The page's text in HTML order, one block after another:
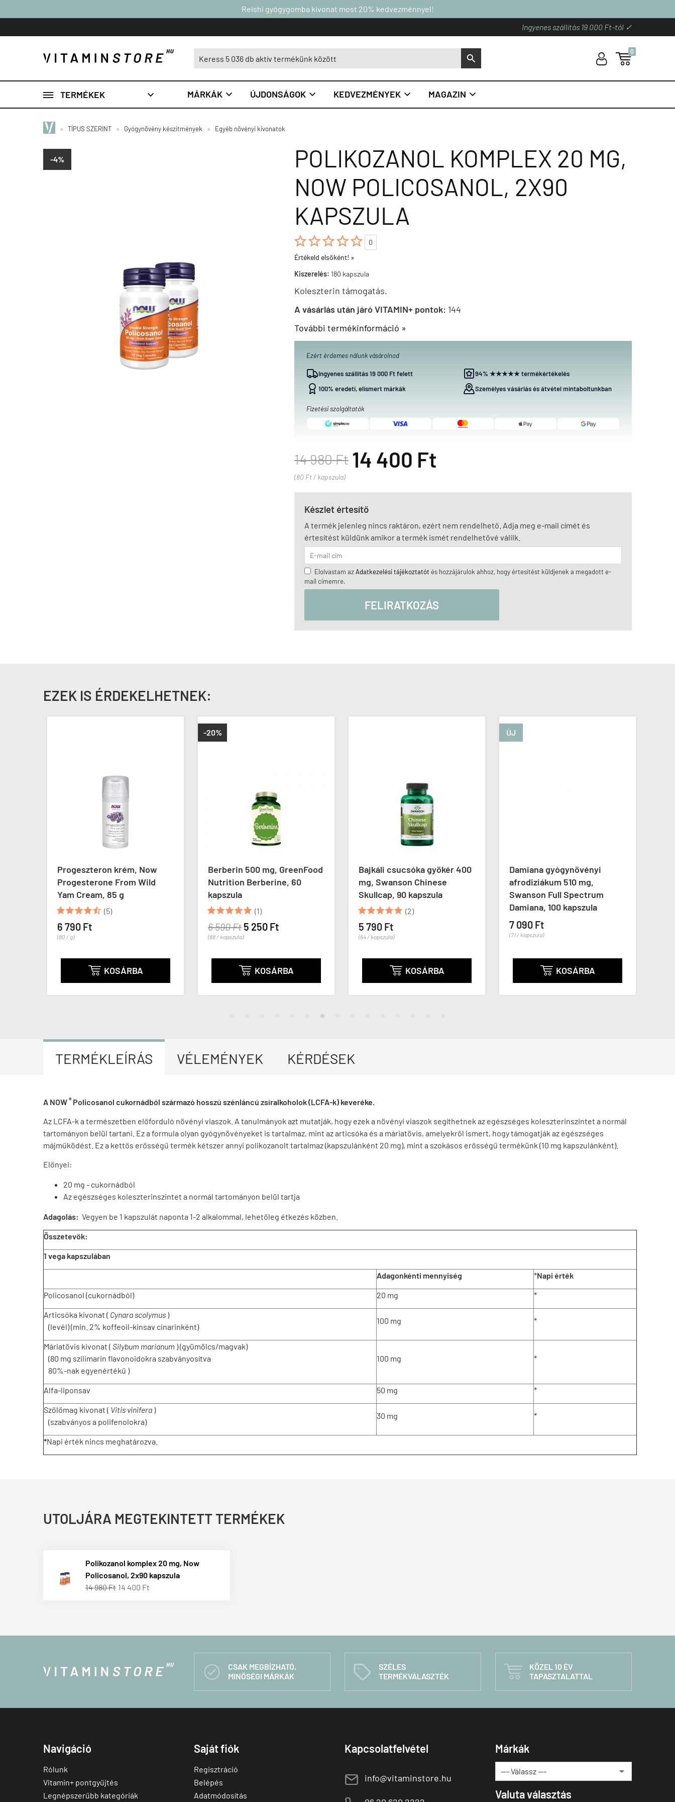
Reishi gyógygomba kivonat most 20% kedvezménnyel!
Ingyenes szállítás 19 000 Ft-tól ✓
S U 
0
 TERMÉKEK  MÁRKÁK  ÚJDONSÁGOK  KEDVEZMÉNYEK  MAGAZIN 
» TÍPUS SZERINT » Gyógynövény készítmények » Egyéb növényi kivonatok
-4%
POLIKOZANOL KOMPLEX 20 MG,
NOW POLICOSANOL, 2X90
KAPSZULA

0
Értékeld elsőként! »
Kiszerelés: 180 kapszula
Koleszterin támogatás.
A vásárlás után járó VITAMIN+ pontok: 144
További termékinformáció »
Ezért érdemes nálunk vásárolnod
Ingyenes szállítás 19 000 Ft felett
94% ★★★★★ termékértékelés
100% eredeti, elismert márkák
Személyes vásárlás és átvétel mintaboltunkban
Fizetési szolgáltatók
14 980 Ft 14 400 Ft
(80 Ft / kapszula)
Készlet értesítő
A termék jelenleg nincs raktáron, ezért nem rendelhető. Adja meg e-mail címét és
értesítést küldünk amikor a termék ismét rendelhetővé válilk.
Elolvastam azAdatkezelési tájékoztatót és hozzájárulok ahhoz, hogy értesítést küldjenek a megadott e-
mail címemre.
FELIRATKOZÁS
EZEK IS ÉRDEKELHETNEK:
Progeszteron krém, Now
Progesterone From Wild
Yam Cream, 85 g
(5)
6 790 Ft
(80 / g)
 KOSÁRBA
-20%
Berberin 500 mg, GreenFood
Nutrition Berberine, 60
kapszula
(1)
6 590 Ft5 250 Ft
(88 / kapszula)
 KOSÁRBA
Bajkáli csucsóka gyökér 400
mg, Swanson Chinese
Skullcap, 90 kapszula
(2)
5 790 Ft
(64 / kapszula)
 KOSÁRBA
ÚJ
Damiana gyógynövényi
afrodiziákum 510 mg,
Swanson Full Spectrum
Damiana, 100 kapszula
7 090 Ft
(71 / kapszula)
 KOSÁRBA
TERMÉKLEÍRÁS VÉLEMÉNYEK KÉRDÉSEK
A NOW ® Policosanol cukornádból származó hosszú szénláncú zsíralkoholok (LCFA-k) keveréke.
Az LCFA-k a természetben előforduló növényi viaszok. A tanulmányok azt mutatják, hogy ezek a növényi viaszok segíthetnek az egészséges koleszterinszintet a normál
tartományon belül tartani. Ez a formula olyan gyógynövényeket is tartalmaz, mint az articsóka és a máriatövis, amelyekről ismert, hogy támogatják az egészséges
májműködést. Ez a kettős erősségű termék kétszer annyi polikozanolt tartalmaz (kapszulánként 20 mg), mint a szokásos erősségű termékünk (10 mg kapszulánként).
Előnyei:
20 mg - cukornádból
Az egészséges koleszterinszintet a normál tartományon belül tartja
Adagolás: Vegyen be 1 kapszulát naponta 1-2 alkalommal, lehetőleg étkezés közben.
Összetevők:
1 vega kapszulában
Adagonkénti mennyiség *Napi érték
Policosanol (cukornádból) 20 mg *
Articsóka kivonat ( Cynara scolymus )
(levél) (min. 2% koffeoil-kinsav cinarinként)
100 mg *
Máriatövis kivonat ( Silybum marianum ) (gyümölcs/magvak)
(80 mg szilimarin flavonoidokra szabványosítva
80%-nak egyenértékű )
100 mg *
Alfa-liponsav 50 mg *
Szőlőmag kivonat ( Vitis vinifera )
(szabványos a polifenolokra)
30 mg *
*Napi érték nincs meghatározva.
UTOLJÁRA MEGTEKINTETT TERMÉKEK
Polikozanol komplex 20 mg, Now
Policosanol, 2x90 kapszula
14 980 Ft 14 400 Ft

CSAK MEGBÍZHATÓ,
MINŐSÉGI MÁRKÁK
C
SZÉLES
TERMÉKVÁLASZTÉK

KÖZEL 10 ÉV
TAPASZTALATTAL
Navigáció
Rólunk
Vitamin+ pontgyűjtés
Legnépszerűbb kategóriák
Saját fiók
Regisztráció
Belépés
Adatmódosítás
Kapcsolatfelvétel
E info@vitaminstore.hu
Márkák
Valuta választás